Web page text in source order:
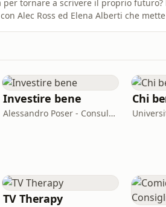
per tornare a scrivere il proprio
Alec Ross ed Elena Alberti che
diverse voci di protagonisti della
Investire bene
Alessandro Poser - Consulente Finanziario Fineco
Chi
TV Therapy